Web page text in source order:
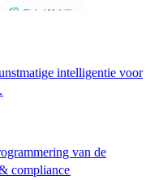
intelligentie voor
van de
compliance​​